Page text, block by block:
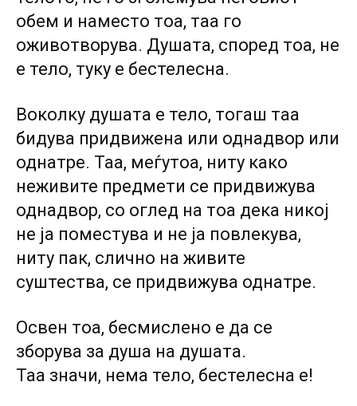
обем и наместо тоа, таа го
оживотворува. Душата, според тоа, не
е тело, туку е бестелесна.
Воколку душата е тело, тогаш таа
бидува придвижена или однадвор или
однатре. Таа, меѓутоа, ниту како
неживите предмети се придвижува
однадвор, со оглед на тоа дека никој
не ја поместува и не ја повлекува,
ниту пак, слично на живите
суштества, се придвижува однатре.
Освен тоа, бесмислено е да се
зборува за душа на душата.
Таа значи, нема тело, бестелесна е!